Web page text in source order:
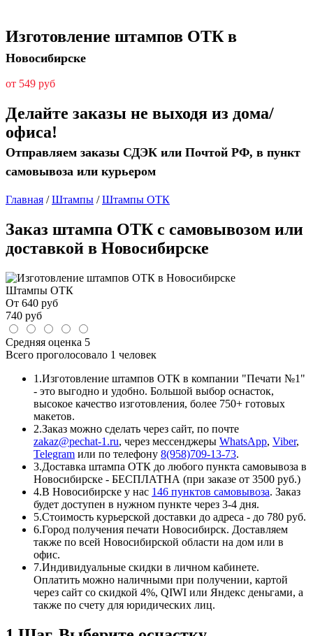
Изготовление штампов ОТК в
Новосибирске
от 549 руб
Делайте заказы не выходя из дома/
офиса!
Отправляем заказы СДЭК или Почтой РФ, в пункт
самовывоза или курьером
Главная /Штампы /Штампы ОТК
Заказ штампа ОТК с самовывозом или
доставкой в Новосибирске
Штампы ОТК
От 640 руб
740 руб
Средняя оценка 5
Всего проголосовало 1 человек
1.Изготовление штампов ОТК в компании "Печати №1"
- это выгодно и удобно. Большой выбор оснасток,
высокое качество изготовления, более 750+ готовых
макетов.
2.Заказ можно сделать через сайт, по почте
zakaz@pechat-1.ru, через мессенджеры WhatsApp, Viber,
Telegram или по телефону 8(958)709-13-73.
3.Доставка штампа ОТК до любого пункта самовывоза в
Новосибирске - БЕСПЛАТНА (при заказе от 3500 руб.)
4.В Новосибирске у нас 146 пунктов самовывоза. Заказ
будет доступен в нужном пункте через 3-4 дня.
5.Стоимость курьерской доставки до адреса - до 780 руб.
6.Город получения печати Новосибирск. Доставляем
также по всей Новосибирской области на дом или в
офис.
7.Индивидуальные скидки в личном кабинете.
Оплатить можно наличными при получении, картой
через сайт со скидкой 4%, QIWI или Яндекс деньгами, а
также по счету для юридических лиц.